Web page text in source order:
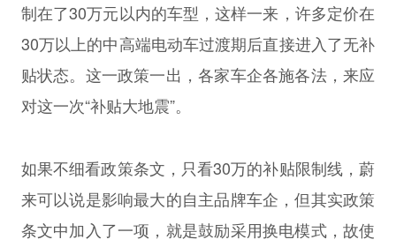
制在了30万元以内的车型，这样一来，许多定价在
30万以上的中高端电动车过渡期后直接进入了无补
贴状态。这一政策一出，各家车企各施各法，来应
对这一次“补贴大地震”。
如果不细看政策条文，只看30万的补贴限制线，蔚
来可以说是影响最大的自主品牌车企，但其实政策
条文中加入了一项，就是鼓励采用换电模式，故使